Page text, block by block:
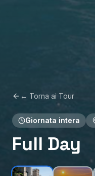
← Torna ai Tour
Giornata intera
Full Day